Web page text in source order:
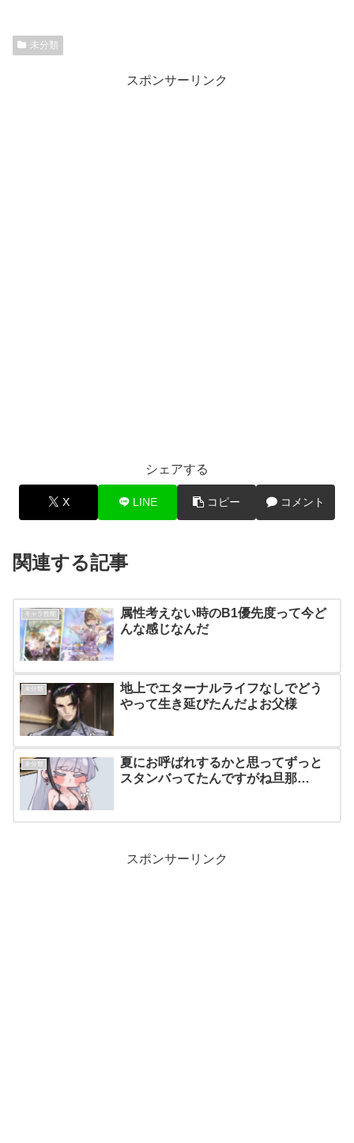
未分類
スポンサーリンク
シェアする
X LINE コピー コメント
関連する記事
キャラ性能
属性考えない時のB1優先度って今ど
んな感じなんだ
未分類
地上でエターナルライフなしでどう
やって生き延びたんだよお父様
未分類
夏にお呼ばれするかと思ってずっと
スタンバってたんですがね旦那…
スポンサーリンク